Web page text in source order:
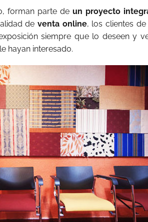
forman parte de un proyecto
deventa online, los clientes de
siempre que lo deseen y
hayan interesado.